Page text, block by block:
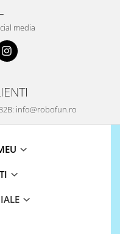
media
info@robofun.ro